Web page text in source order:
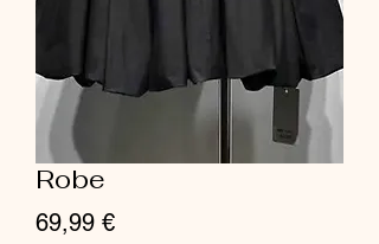
Robe
69,99 €Prix